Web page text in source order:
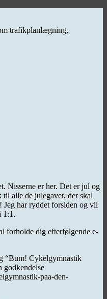
trafikplanlægning,
Nisserne er her. Det er jul og
alle de julegaver, der skal
har ryddet forsiden og vil
1:1.
forholde dig efterfølgende e-
“Bum! Cykelgymnastik
godkendelse
paa-den-